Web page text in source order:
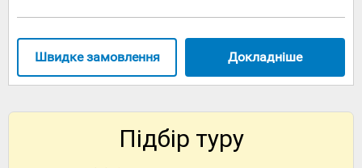
Докладніше
Швидке замовлення
Підбір туру